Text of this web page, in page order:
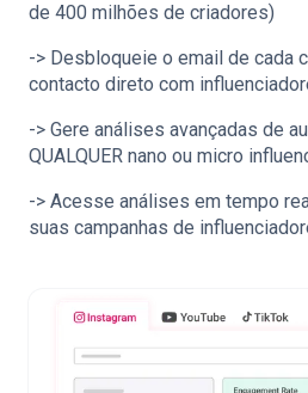
de 400 milhões de criadores)
-> Desbloqueie o email de cada
contacto direto com
-> Gere análises avançadas de
QUALQUER nano ou micro
-> Acesse análises em tempo
suas campanhas de